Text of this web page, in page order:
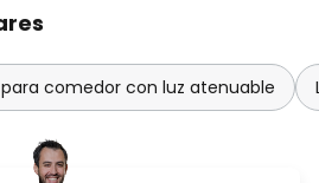
comedor con luz atenuable